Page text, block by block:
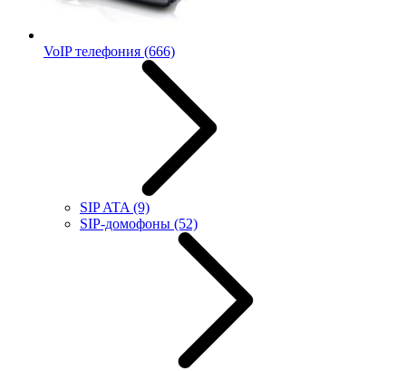
VoIP телефония (666)
SIP ATA (9)
SIP-домофоны (52)